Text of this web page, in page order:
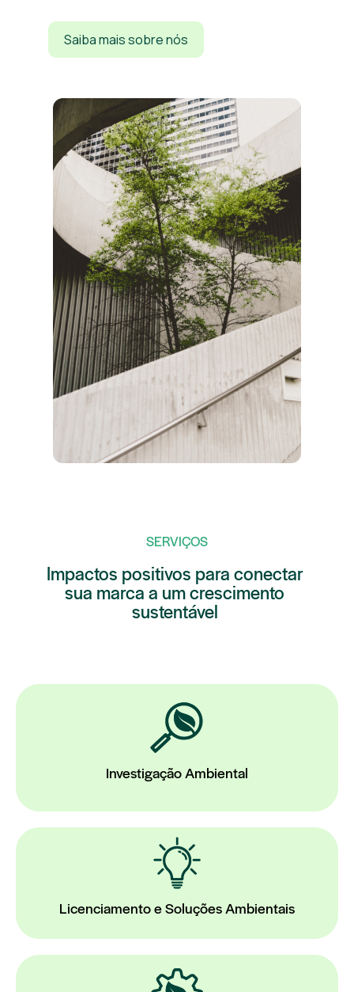
Saiba mais sobre nós
SERVIÇOS
Impactos positivos para conectar
sua marca a um crescimento
sustentável
Investigação Ambiental
Licenciamento e Soluções Ambientais